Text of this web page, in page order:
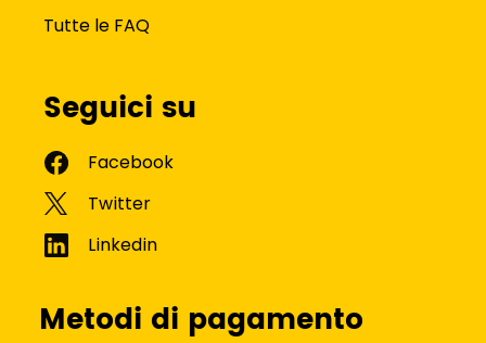
Tutte le FAQ
Seguici su
Metodi di pagamento